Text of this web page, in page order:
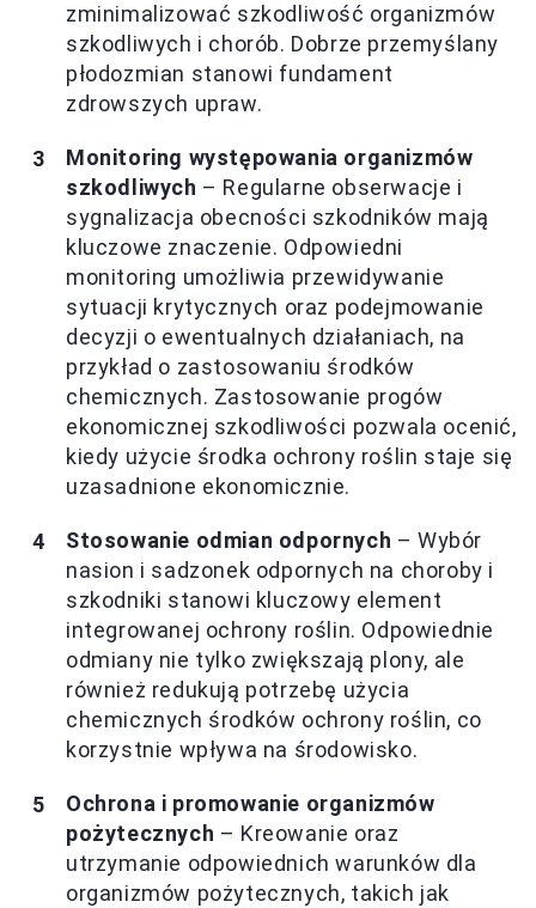
zminimalizować szkodliwość organizmów
szkodliwych i chorób. Dobrze przemyślany
płodozmian stanowi fundament
zdrowszych upraw.
Monitoring występowania organizmów
szkodliwych – Regularne obserwacje i
sygnalizacja obecności szkodników mają
kluczowe znaczenie. Odpowiedni
monitoring umożliwia przewidywanie
sytuacji krytycznych oraz podejmowanie
decyzji o ewentualnych działaniach, na
przykład o zastosowaniu środków
chemicznych. Zastosowanie progów
ekonomicznej szkodliwości pozwala ocenić,
kiedy użycie środka ochrony roślin staje się
uzasadnione ekonomicznie.
Stosowanie odmian odpornych – Wybór
nasion i sadzonek odpornych na choroby i
szkodniki stanowi kluczowy element
integrowanej ochrony roślin. Odpowiednie
odmiany nie tylko zwiększają plony, ale
również redukują potrzebę użycia
chemicznych środków ochrony roślin, co
korzystnie wpływa na środowisko.
Ochrona i promowanie organizmów
pożytecznych – Kreowanie oraz
utrzymanie odpowiednich warunków dla
organizmów pożytecznych, takich jak